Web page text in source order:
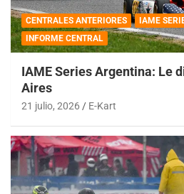
CENTRALES ANTERIORES
IAME
INFORME CENTRAL
IAME Series Argentina: Le
Aires
21 julio, 2026 E-Kart